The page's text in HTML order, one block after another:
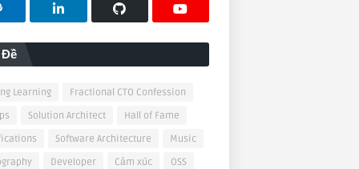
Đề
Learning
Fractional CTO Confession
Solution Architect
Hall of Fame
Software Architecture
Music
Developer Cảm xúc
OSS